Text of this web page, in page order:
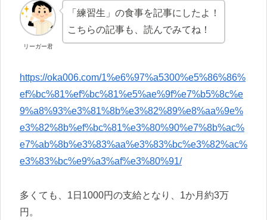
リーガー君
「練習生」の食事を記事にしたよ！
こちらの記事も、読んでみてね！
https://oka006.com/1%e6%97%a5300%e5%86%86%
ef%bc%81%ef%bc%81%e5%ae%9f%e7%b5%8c%e
9%a8%93%e3%81%8b%e3%82%89%e8%aa%9e%
e3%82%8b%ef%bc%81%e3%80%90%e7%8b%ac%
e7%ab%8b%e3%83%aa%e3%83%bc%e3%82%ac%
e3%83%bc%e9%a3%af%e3%80%91/
多くても、1日1000円の支給となり、1か月約3万
円。